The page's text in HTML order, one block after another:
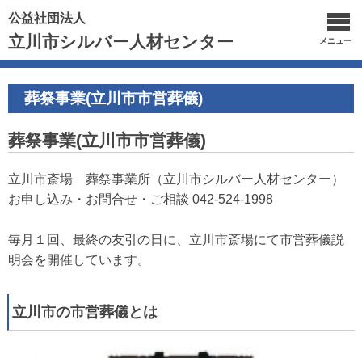
公益社団法人
立川市シルバー人材センター メニュー
葬祭事業(立川市市営葬儀)
葬祭事業(立川市市営葬儀)
立川市斎場 葬祭事業所（立川市シルバー人材センター）
お申し込み・お問合せ・ご相談 042-524-1998
毎月１回、最終の友引の日に、立川市斎場にて市営葬儀説
明会を開催しています。
立川市の市営葬儀とは